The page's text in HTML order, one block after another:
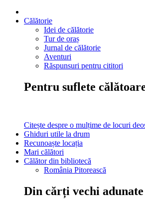
Călătorie
Idei de călătorie
Tur de oraș
Jurnal de călătorie
Aventuri
Răspunsuri pentru cititori
Pentru suflete
Citește despre o mulțime de locuri
Ghiduri utile la drum
Recunoaște locația
Mari călători
Călător din bibliotecă
România Pitorească
Din cărți vechi adunate